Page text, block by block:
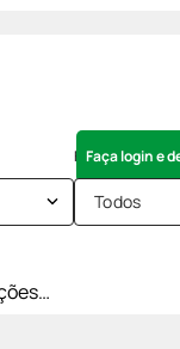
Faça login e
Todos